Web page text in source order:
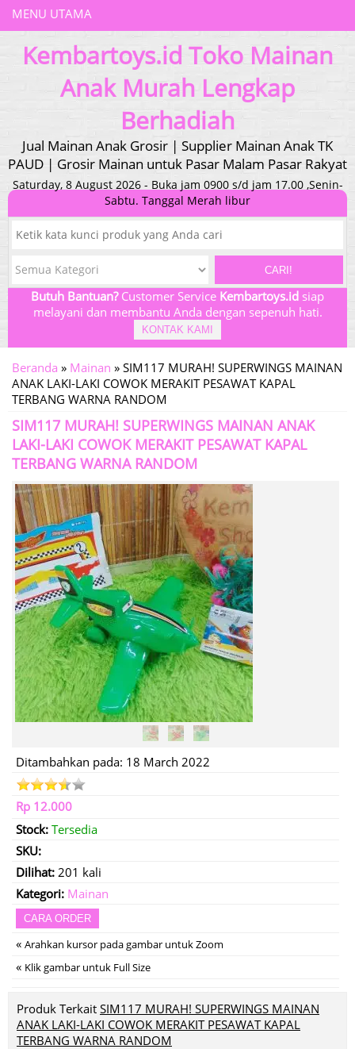
MENU UTAMA
Kembartoys.id Toko Mainan
Anak Murah Lengkap
Berhadiah
Jual Mainan Anak Grosir | Supplier Mainan Anak TK
PAUD | Grosir Mainan untuk Pasar Malam Pasar Rakyat
Saturday, 8 August 2026 - Buka jam 0900 s/d jam 17.00 ,Senin-
Sabtu. Tanggal Merah libur
CARI!
Butuh Bantuan?Customer Service Kembartoys.id siap
melayani dan membantu Anda dengan sepenuh hati.
KONTAK KAMI
Beranda » Mainan » SIM117 MURAH! SUPERWINGS MAINAN
ANAK LAKI-LAKI COWOK MERAKIT PESAWAT KAPAL
TERBANG WARNA RANDOM
SIM117 MURAH! SUPERWINGS MAINAN ANAK
LAKI-LAKI COWOK MERAKIT PESAWAT KAPAL
TERBANG WARNA RANDOM
Ditambahkan pada: 18 March 2022
Rp 12.000
Stock: Tersedia
SKU:
Dilihat: 201 kali
Kategori: Mainan
CARA ORDER
« Arahkan kursor pada gambar untuk Zoom
« Klik gambar untuk Full Size
Produk Terkait SIM117 MURAH! SUPERWINGS MAINAN
ANAK LAKI-LAKI COWOK MERAKIT PESAWAT KAPAL
TERBANG WARNA RANDOM